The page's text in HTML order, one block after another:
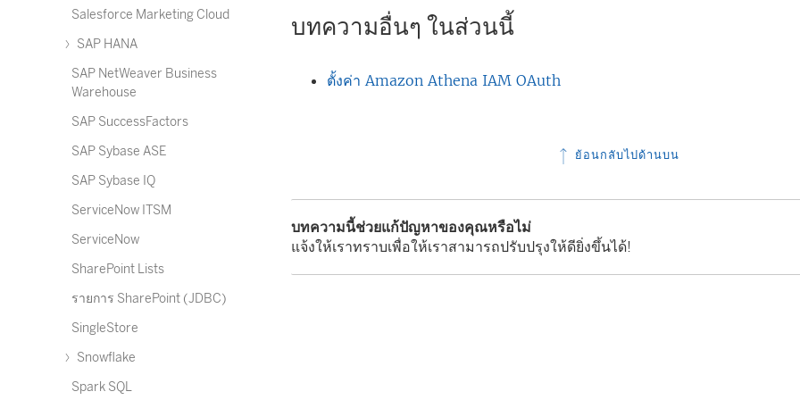
Salesforce Marketing Cloud
SAP HANA
SAP NetWeaver Business
Warehouse
SAP SuccessFactors
SAP Sybase ASE
SAP Sybase IQ
ServiceNow ITSM
ServiceNow
SharePoint Lists
รายการ SharePoint (JDBC)
SingleStore
Snowflake
Spark SQL
บทความอื่นๆ ในส่วนนี้
ตั้งค่า Amazon Athena IAM OAuth
ย้อนกลับไปด้านบน
บทความนี้ช่วยแก้ปัญหาของคุณหรือไม่
แจ้งให้เราทราบเพื่อให้เราสามารถปรับปรุงให้ดียิ่งขึ้นได้!